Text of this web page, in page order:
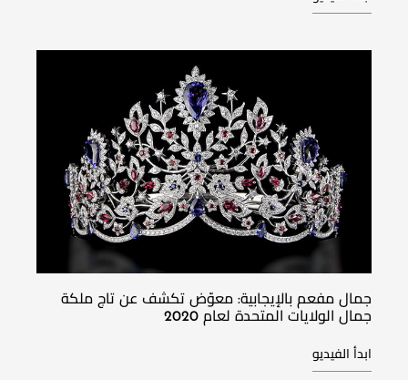
جمال مفعم بالإيجابية: معوّض تكشف عن تاج ملكة
جمال الولايات المتحدة لعام 2020
ابدأ الفيديو